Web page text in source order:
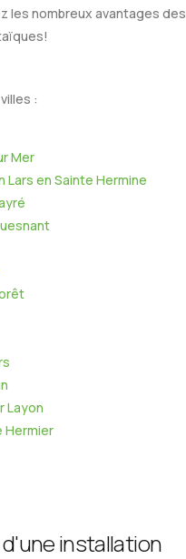
les nombreux avantages
:
Mer
Lars en Sainte Hermine
Layon
Hermier
installation